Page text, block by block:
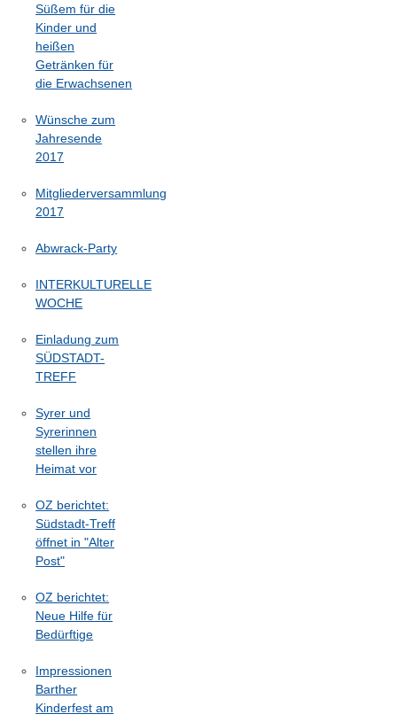
Süßem für die
Kinder und
heißen
Getränken für
die Erwachsenen
Wünsche zum
Jahresende
2017
Mitgliederversammlung
2017
Abwrack-Party
INTERKULTURELLE
WOCHE
Einladung zum
SÜDSTADT-
TREFF
Syrer und
Syrerinnen
stellen ihre
Heimat vor
OZ berichtet:
Südstadt-Treff
öffnet in "Alter
Post"
OZ berichtet:
Neue Hilfe für
Bedürftige
Impressionen
Barther
Kinderfest am